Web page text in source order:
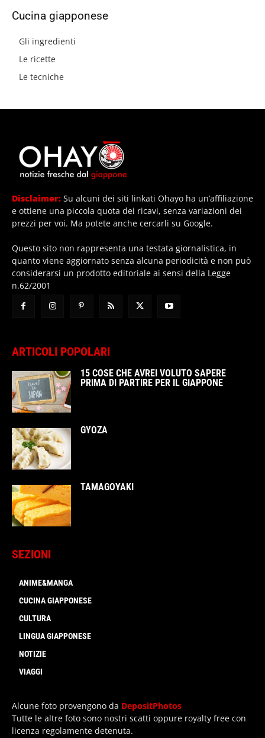
Cucina giapponese
Gli ingredienti
Le ricette
Le tecniche
Disclaimer: Su alcuni dei siti linkati Ohayo ha un’affiliazione
e ottiene una piccola quota dei ricavi, senza variazioni dei
prezzi per voi. Ma potete anche cercarli su Google.
Questo sito non rappresenta una testata giornalistica, in
quanto viene aggiornato senza alcuna periodicità e non può
considerarsi un prodotto editoriale ai sensi della Legge
n.62/2001
ARTICOLI POPOLARI
15 COSE CHE AVREI VOLUTO SAPERE
PRIMA DI PARTIRE PER IL GIAPPONE
GYOZA
TAMAGOYAKI
SEZIONI
ANIME&MANGA
CUCINA GIAPPONESE
CULTURA
LINGUA GIAPPONESE
NOTIZIE
VIAGGI
Alcune foto provengono da DepositPhotos
Tutte le altre foto sono nostri scatti oppure royalty free con
licenza regolamente detenuta.